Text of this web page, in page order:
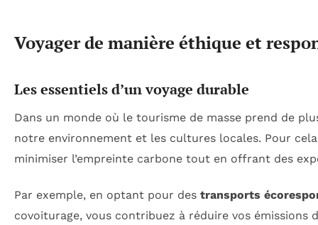
Voyager de manière éthique et
Les essentiels d’un voyage durable
Dans un monde où le tourisme de masse prend de
notre environnement et les cultures locales. Pour
minimiser l’empreinte carbone tout en offrant des
Par exemple, en optant pour des transports
covoiturage, vous contribuez à réduire vos